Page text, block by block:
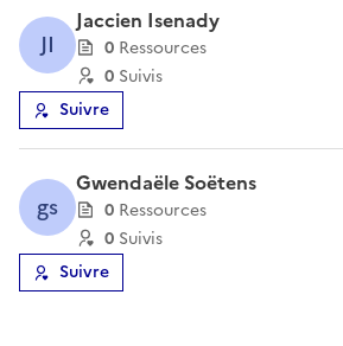
JI
Jaccien Isenady
0 Ressources
0 Suivis
Suivre
gs
Gwendaële Soëtens
0 Ressources
0 Suivis
Suivre